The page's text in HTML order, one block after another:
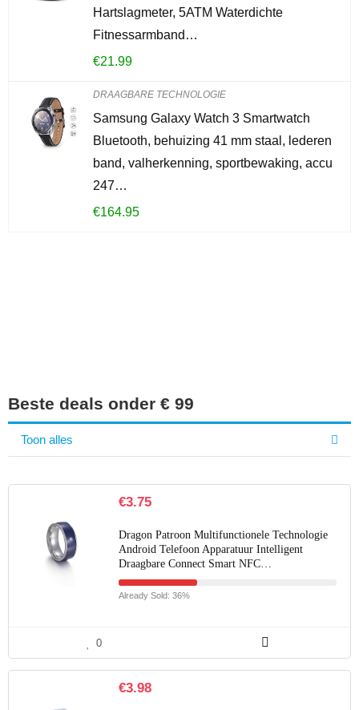
Hartslagmeter, 5ATM Waterdichte
Fitnessarmband…
€21.99
DRAAGBARE TECHNOLOGIE
Samsung Galaxy Watch 3 Smartwatch
Bluetooth, behuizing 41 mm staal, lederen
band, valherkenning, sportbewaking, accu
247…
€164.95
Beste deals onder € 99
Toon alles
€3.75
Dragon Patroon Multifunctionele Technologie
Android Telefoon Apparatuur Intelligent
Draagbare Connect Smart NFC…
Already Sold: 36%
0
€3.98